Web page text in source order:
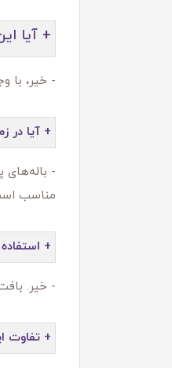
+ آیا
- خیر، با
+ آیا در
- باله‌های
مناسب
+
- خیر.
+ تفاوت